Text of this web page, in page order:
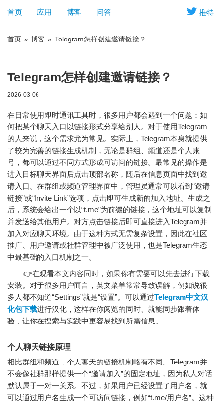
推特
首页 应用 博客 问答
首页 » 博客 » Telegram怎样创建邀请链接？
Telegram怎样创建邀请链接？
2026-03-06
在日常使用即时通讯工具时，很多用户都会遇到一个问题：如
何把某个聊天入口以链接形式分享给别人。对于使用Telegram
的人来说，这个需求尤为常见。实际上，Telegram本身就提供
了较为完善的链接生成机制，无论是群组、频道还是个人账
号，都可以通过不同方式形成可访问的链接。最常见的操作是
进入目标聊天界面后点击顶部名称，随后在信息页面中找到邀
请入口。在群组或频道管理界面中，管理员通常可以看到“邀请
链接”或“Invite Link”选项，点击即可生成新的加入地址。生成之
后，系统会给出一个以“t.me”为前缀的链接，这个地址可以复制
并发送给其他用户。对方点击链接后即可直接进入Telegram并
加入对应聊天环境。由于这种方式无需复杂设置，因此在社区
推广、用户邀请或社群管理中被广泛使用，也是Telegram生态
中最基础的入口机制之一。
👉在观看本文内容同时，如果你有需要可以先去进行下载
安装。对于很多用户而言，英文菜单常常导致误解，例如说很
多人都不知道“Settings”就是“设置”。可以通过Telegram中文汉
化包下载进行汉化，这样在你阅览的同时、就能同步跟着体
验，让你在搜索与实践中更容易找到所需信息。
个人聊天链接原理
相比群组和频道，个人聊天的链接机制略有不同。Telegram并
不会像社群那样提供一个“邀请加入”的固定地址，因为私人对话
默认属于一对一关系。不过，如果用户已经设置了用户名，就
可以通过用户名生成一个可访问链接，例如“t.me/用户名”。这种